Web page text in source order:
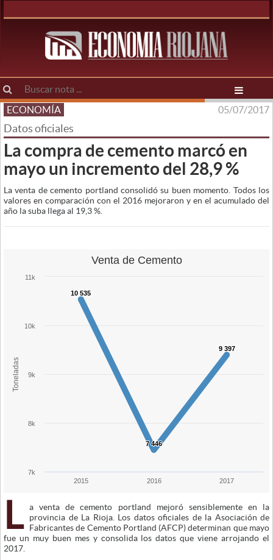
ECONOMÍA 05/07/2017
Datos oficiales
La compra de cemento marcó en
mayo un incremento del 28,9 %
La venta de cemento portland consolidó su buen momento. Todos los
valores en comparación con el 2016 mejoraron y en el acumulado del
año la suba llega al 19,3 %.
Toneladas
Venta de Cemento
10 535
10 535
7 446
7 446
9 397
9 397
2015 2016 2017
7k
8k
9k
10k
11k
L
a venta de cemento portland mejoró sensiblemente en la
provincia de La Rioja. Los datos oficiales de la Asociación de
Fabricantes de Cemento Portland (AFCP) determinan que mayo
fue un muy buen mes y consolida los datos que viene arrojando el
2017.